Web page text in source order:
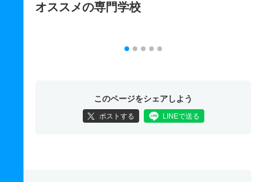
オススメの専門学校
このページをシェアしよう
ポストする LINEで送る